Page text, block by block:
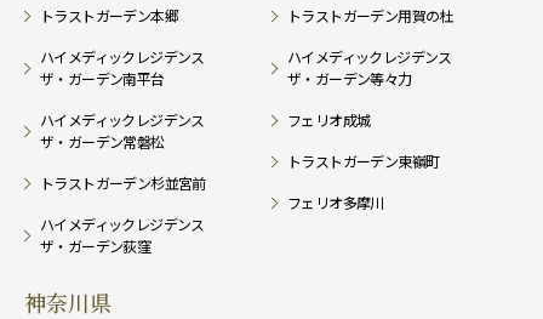
トラストガーデン本郷
ハイメディックレジデンス
ザ・ガーデン南平台
ハイメディックレジデンス
ザ・ガーデン常磐松
トラストガーデン杉並宮前
ハイメディックレジデンス
ザ・ガーデン荻窪
トラストガーデン用賀の杜
ハイメディックレジデンス
ザ・ガーデン等々力
フェリオ成城
トラストガーデン東嶺町
フェリオ多摩川
神奈川県